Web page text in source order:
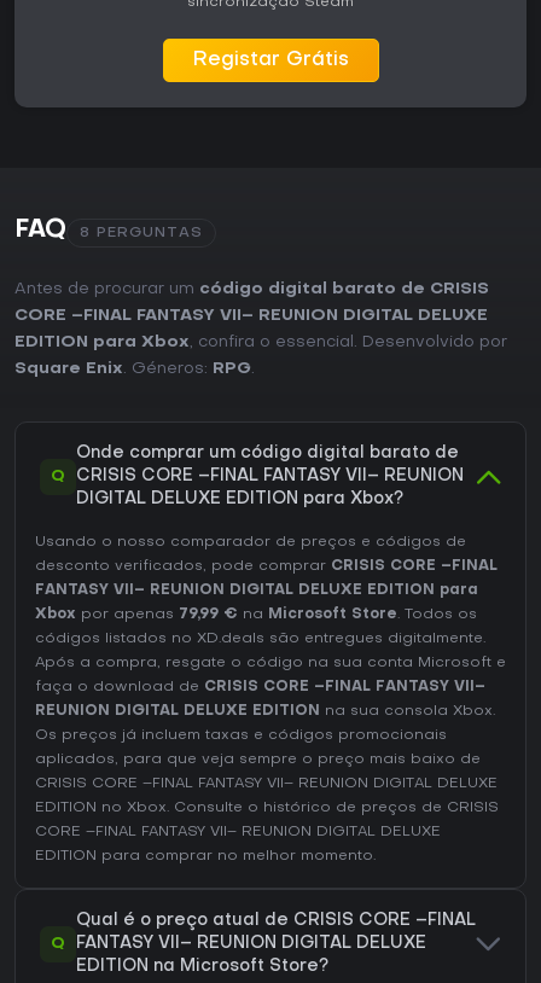
Registar Grátis
FAQ 8 PERGUNTAS
Antes de procurar um código digital barato de CRISIS
CORE –FINAL FANTASY VII– REUNION DIGITAL DELUXE
EDITION para Xbox, confira o essencial. Desenvolvido por
Square Enix. Géneros: RPG.
Q
Onde comprar um código digital barato de
CRISIS CORE –FINAL FANTASY VII– REUNION
DIGITAL DELUXE EDITION para Xbox?
Usando o nosso comparador de preços e códigos de
desconto verificados, pode comprar CRISIS CORE –FINAL
FANTASY VII– REUNION DIGITAL DELUXE EDITION para
Xbox por apenas 79,99 € na Microsoft Store. Todos os
códigos listados no XD.deals são entregues digitalmente.
Após a compra, resgate o código na sua conta Microsoft e
faça o download de CRISIS CORE –FINAL FANTASY VII–
REUNION DIGITAL DELUXE EDITION
na sua consola Xbox.
Os preços já incluem taxas e códigos promocionais
aplicados, para que veja sempre o preço mais baixo de
CRISIS CORE –FINAL FANTASY VII– REUNION DIGITAL DELUXE
EDITION no Xbox. Consulte o histórico de preços de CRISIS
CORE –FINAL FANTASY VII– REUNION DIGITAL DELUXE
EDITION para comprar no melhor momento.
Q
Qual é o preço atual de CRISIS CORE –FINAL
FANTASY VII– REUNION DIGITAL DELUXE
EDITION na Microsoft Store?